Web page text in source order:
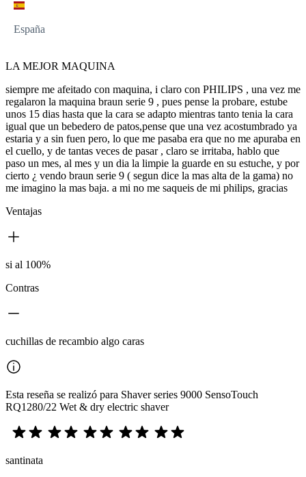
España
LA MEJOR MAQUINA
siempre me afeitado con maquina, i claro con PHILIPS , una vez me
regalaron la maquina braun serie 9 , pues pense la probare, estube
unos 15 dias hasta que la cara se adapto mientras tanto tenia la cara
igual que un bebedero de patos,pense que una vez acostumbrado ya
estaria y a sin fuen pero, lo que me pasaba era que no me apuraba en
el cuello, y de tantas veces de pasar , claro se irritaba, hablo que
paso un mes, al mes y un dia la limpie la guarde en su estuche, y por
cierto ¿ vendo braun serie 9 ( segun dice la mas alta de la gama) no
me imagino la mas baja. a mi no me saqueis de mi philips, gracias
Ventajas
si al 100%
Contras
cuchillas de recambio algo caras
Esta reseña se realizó para Shaver series 9000 SensoTouch
RQ1280/22 Wet & dry electric shaver
santinata